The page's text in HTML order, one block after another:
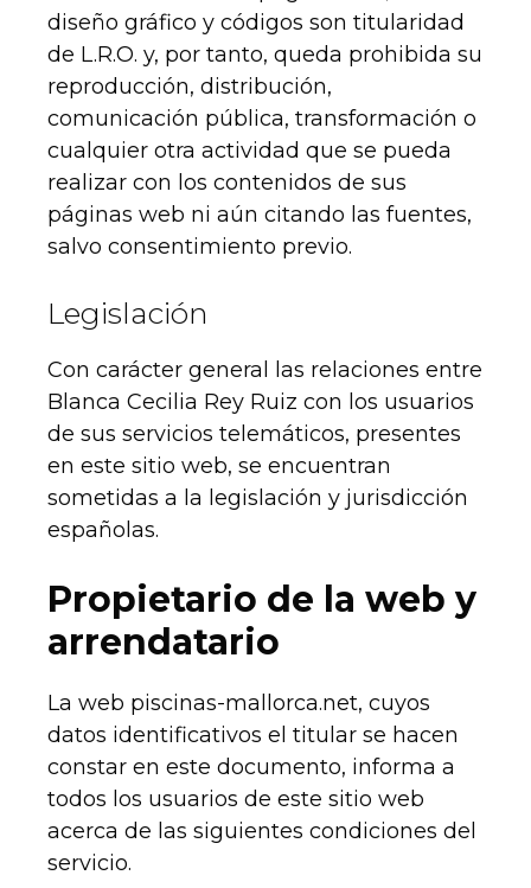
diseño gráfico y códigos son titularidad
de L.R.O. y, por tanto, queda prohibida su
reproducción, distribución,
comunicación pública, transformación o
cualquier otra actividad que se pueda
realizar con los contenidos de sus
páginas web ni aún citando las fuentes,
salvo consentimiento previo.
Legislación
Con carácter general las relaciones entre
Blanca Cecilia Rey Ruiz con los usuarios
de sus servicios telemáticos, presentes
en este sitio web, se encuentran
sometidas a la legislación y jurisdicción
españolas.
Propietario de la web y
arrendatario
La web piscinas-mallorca.net, cuyos
datos identificativos el titular se hacen
constar en este documento, informa a
todos los usuarios de este sitio web
acerca de las siguientes condiciones del
servicio.